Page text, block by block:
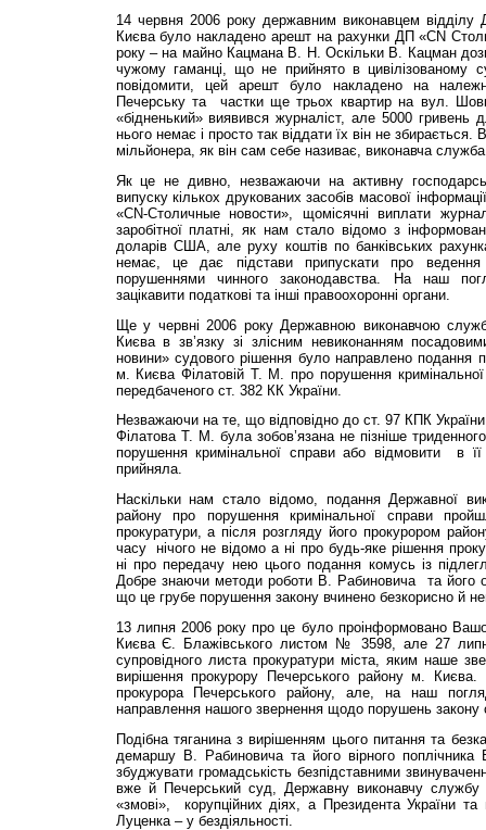
14 червня 2006 року державним виконавцем
Києва було накладено арешт на рахунки ДП «CN
року – на майно Кацмана В. Н. Оскільки В. Кацман
чужому гаманці, що не прийнято в цивілізованому
повідомити, цей арешт було накладено на
Печерську та частки ще трьох квартир на вул.
«бідненький» виявився журналіст, але 5000 гривень
нього немає і просто так віддати їх він не
мільйонера, як він сам себе називає, виконавча
Як це не дивно, незважаючи на активну
випуску кількох друкованих засобів масової
«CN-Столичные новости», щомісячні виплати
заробітної платні, як нам стало відомо з
доларів США, але руху коштів по банківських
немає, це дає підстави припускати про ведення
порушеннями чинного законодавства. На наш
зацікавити податкові та інші правоохоронні органи.
Ще у червні 2006 року Державною виконавчою
Києва в зв’язку зі злісним невиконанням
новини» судового рішення було направлено подання
м. Києва Філатовій Т. М. про порушення
передбаченого ст. 382 КК України.
Незважаючи на те, що відповідно до ст. 97 КПК
Філатова Т. М. була зобов’язана не пізніше
порушення кримінальної справи або відмовити в
прийняла.
Наскільки нам стало відомо, подання Державної
району про порушення кримінальної справи
прокуратури, а після розгляду його прокурором
часу нічого не відомо а ні про будь-яке рішення
ні про передачу нею цього подання комусь із
Добре знаючи методи роботи В. Рабиновича та його
що це грубе порушення закону вчинено безкорисно й
13 липня 2006 року про це було проінформовано
Києва Є. Блажівського листом № 3598, але 27
супровідного листа прокуратури міста, яким наше
вирішення прокурору Печерського району м.
прокурора Печерського району, але, на наш
направлення нашого звернення щодо порушень закону
Подібна тяганина з вирішенням цього питання та
демаршу В. Рабиновича та його вірного
збуджувати громадськість безпідставними
вже й Печерський суд, Державну виконавчу службу
«змові», корупційних діях, а Президента України та
Луценка – у бездіяльності.